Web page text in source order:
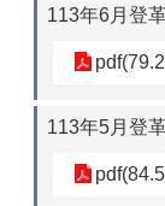
113年6月登
113年5月登